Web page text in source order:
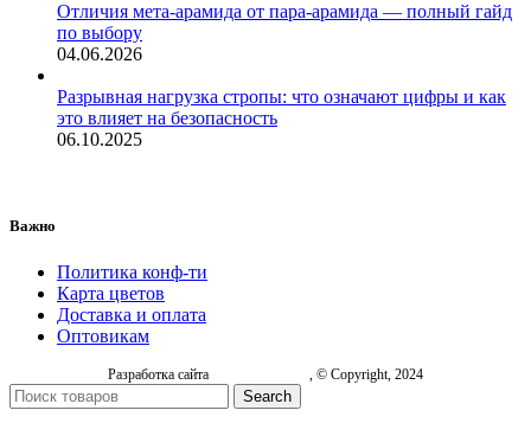
Отличия мета-арамида от пара-арамида — полный гайд
по выбору
04.06.2026
Разрывная нагрузка стропы: что означают цифры и как
это влияет на безопасность
06.10.2025
Важно
Политика конф-ти
Карта цветов
Доставка и оплата
Оптовикам
Разработка сайта , © Copyright, 2024
Search